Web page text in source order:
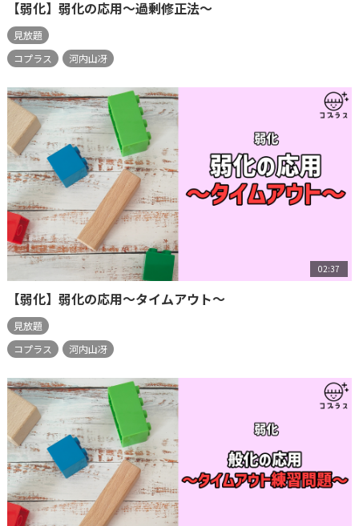
【弱化】弱化の応用～過剰修正法～
見放題
コプラス
河内山冴
02:37
【弱化】弱化の応用～タイムアウト～
見放題
コプラス
河内山冴